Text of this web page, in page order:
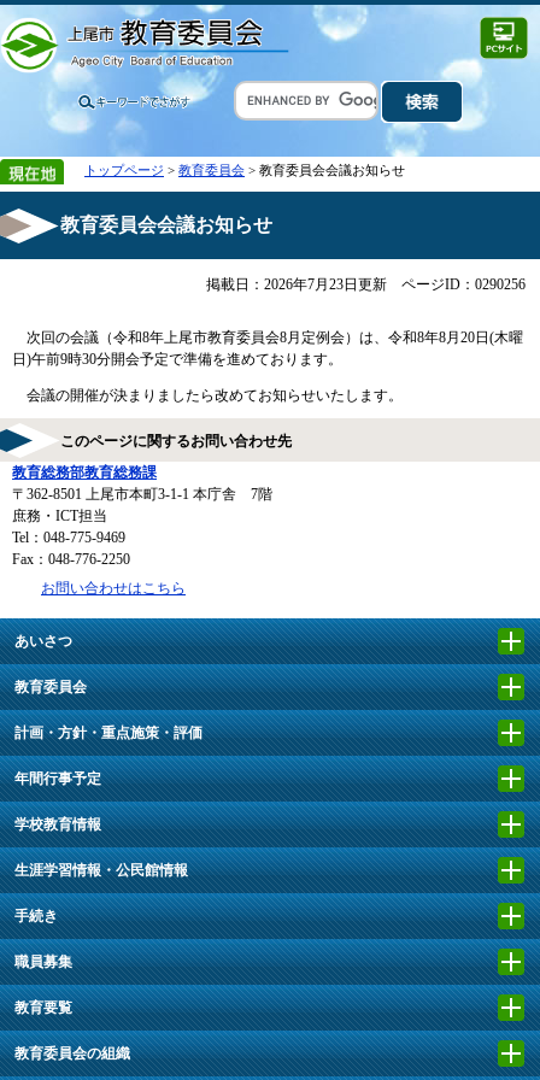
トップページ > 教育委員会 > 教育委員会会議お知らせ
教育委員会会議お知らせ
掲載日：2026年7月23日更新 ページID：0290256
次回の会議（令和8年上尾市教育委員会8月定例会）は、令和8年8月20日(木曜
日)午前9時30分開会予定で準備を進めております。
​ 会議の開催が決まりましたら改めてお知らせいたします。
このページに関するお問い合わせ先
教育総務部教育総務課
〒362-8501
上尾市本町3-1-1 本庁舎 7階
庶務・ICT担当
Tel：048-775-9469
Fax：048-776-2250
お問い合わせはこちら
あいさつ
教育委員会
計画・方針・重点施策・評価
年間行事予定
学校教育情報
生涯学習情報・公民館情報
手続き
職員募集
教育要覧
教育委員会の組織